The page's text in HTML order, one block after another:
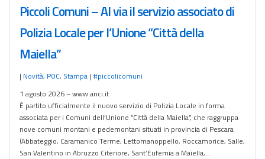
Piccoli Comuni – Al via il servizio associato di
Polizia Locale per l’Unione “Città della
Maiella”
| Novità, POC, Stampa | #piccolicomuni
1 agosto 2026 – www.anci.it
È partito ufficialmente il nuovo servizio di Polizia Locale in forma
associata per i Comuni dell’Unione “Città della Maiella”, che raggruppa
nove comuni montani e pedemontani situati in provincia di Pescara
(Abbateggio, Caramanico Terme, Lettomanoppello, Roccamorice, Salle,
San Valentino in Abruzzo Citeriore, Sant’Eufemia a Maiella,…